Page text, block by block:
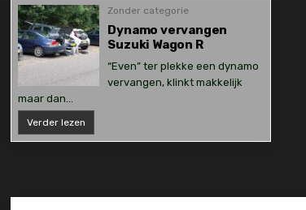
Zonder categorie
Dynamo vervangen
Suzuki Wagon R
“Even” ter plekke een dynamo
vervangen, klinkt makkelijk
maar dan…
Verder lezen
vervangen
Suzuki